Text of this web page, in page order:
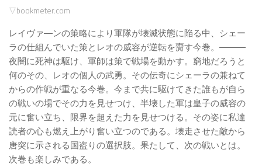
▽bookmeter.com
レイヴァ―ンの策略により軍隊が壊滅状態に陥る中、シェー
ラの仕組んでいた策とレオの威容が逆転を齎す今巻。―――
夜闇に死神は駆け、軍師は策で戦場を動かす。窮地だろうと
何のその、レオの個人の武勇。その伝奇にシェーラの兼ねて
からの作戦が重なる今巻。今まで共に駆けてきた誰もが自ら
の戦いの場でその力を見せつけ、半壊した軍は皇子の威容の
元に奮い立ち、限界を超えた力を見せつける。その姿に私達
読者の心も燃え上がり奮い立つのである。壊走させた敵から
唐突に示される国盗りの選択肢。果たして、次の戦いとは。
次巻も楽しみである。